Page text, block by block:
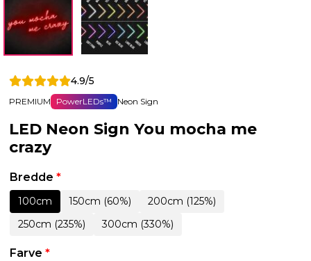
4.9/5
PREMIUM PowerLEDs™ Neon Sign
LED Neon Sign You mocha me
crazy
Bredde *
100cm 150cm (60%)
200cm (125%)
250cm (235%)
300cm (330%)
Farve *